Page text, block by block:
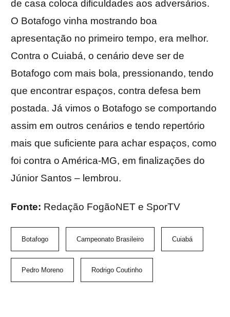
de casa coloca dificuldades aos adversários.
O Botafogo vinha mostrando boa
apresentação no primeiro tempo, era melhor.
Contra o Cuiabá, o cenário deve ser de
Botafogo com mais bola, pressionando, tendo
que encontrar espaços, contra defesa bem
postada. Já vimos o Botafogo se comportando
assim em outros cenários e tendo repertório
mais que suficiente para achar espaços, como
foi contra o América-MG, em finalizações do
Júnior Santos – lembrou.
Fonte: Redação FogãoNET e SporTV
Botafogo Campeonato Brasileiro Cuiabá
Pedro Moreno Rodrigo Coutinho